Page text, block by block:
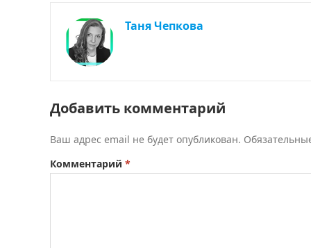
Таня Чепкова
Добавить комментарий
Ваш адрес email не будет опубликован.
Комментарий *